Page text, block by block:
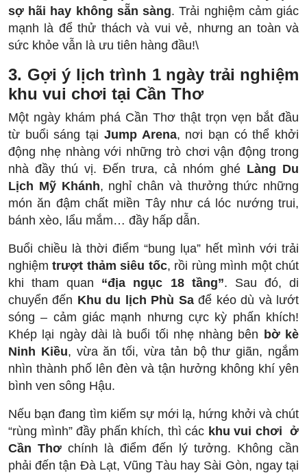
sợ hãi hay không sẵn sàng. Trải nghiệm cảm giác
mạnh là để thử thách và vui vẻ, nhưng an toàn và
sức khỏe vẫn là ưu tiên hàng đầu!\
3. Gợi ý lịch trình 1 ngày trải nghiệm
khu vui chơi tại Cần Thơ
Một ngày khám phá Cần Thơ thật trọn vẹn bắt đầu
từ buổi sáng tại Jump Arena, nơi bạn có thể khởi
động nhẹ nhàng với những trò chơi vận động trong
nhà đầy thú vị. Đến trưa, cả nhóm ghé Làng Du
Lịch Mỹ Khánh, nghỉ chân và thưởng thức những
món ăn đậm chất miền Tây như cá lóc nướng trui,
bánh xèo, lẩu mắm… đầy hấp dẫn.
Buổi chiều là thời điểm “bung lụa” hết mình với trải
nghiệmtrượt thảm siêu tốc, rồi rùng mình một chút
khi tham quan “địa ngục 18 tầng”. Sau đó, di
chuyển đến Khu du lịch Phù Sađể kéo dù và lướt
sóng – cảm giác mạnh nhưng cực kỳ phấn khích!
Khép lại ngày dài là buổi tối nhẹ nhàng bên bờ kè
Ninh Kiều, vừa ăn tối, vừa tản bộ thư giãn, ngắm
nhìn thành phố lên đèn và tận hưởng không khí yên
bình ven sông Hậu.
Nếu bạn đang tìm kiếm sự mới lạ, hứng khởi và chút
“rùng mình” đầy phấn khích, thì các khu vui chơi ở
Cần Thơchính là điểm đến lý tưởng. Không cần
phải đến tận Đà Lạt, Vũng Tàu hay Sài Gòn, ngay tại